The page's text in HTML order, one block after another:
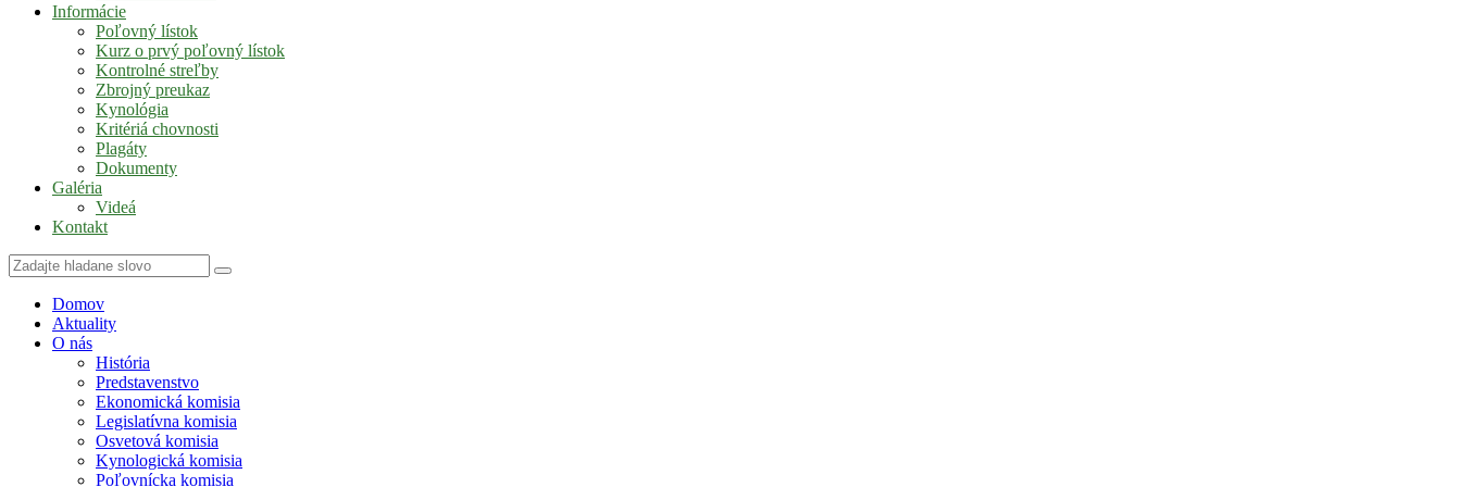
Informácie
Poľovný lístok
Kurz o prvý poľovný lístok
Kontrolné streľby
Zbrojný preukaz
Kynológia
Kritériá chovnosti
Plagáty
Dokumenty
Galéria
Videá
Kontakt
Domov
Aktuality
O nás
História
Predstavenstvo
Ekonomická komisia
Legislatívna komisia
Osvetová komisia
Kynologická komisia
Poľovnícka komisia